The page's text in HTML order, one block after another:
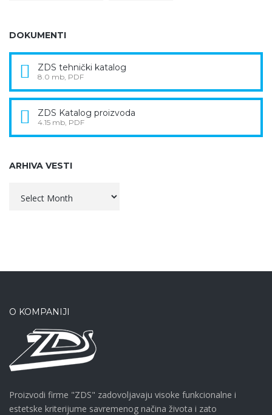
DOKUMENTI
ZDS tehnički katalog
8.0 mb, PDF
ZDS Katalog proizvoda
4.15 mb, PDF
ARHIVA VESTI
vesti
O KOMPANIJI
Proizvodi firme "ZDS" zadovoljavaju visoke funkcionalne i
estetske kriterijume savremenog načina života i zato